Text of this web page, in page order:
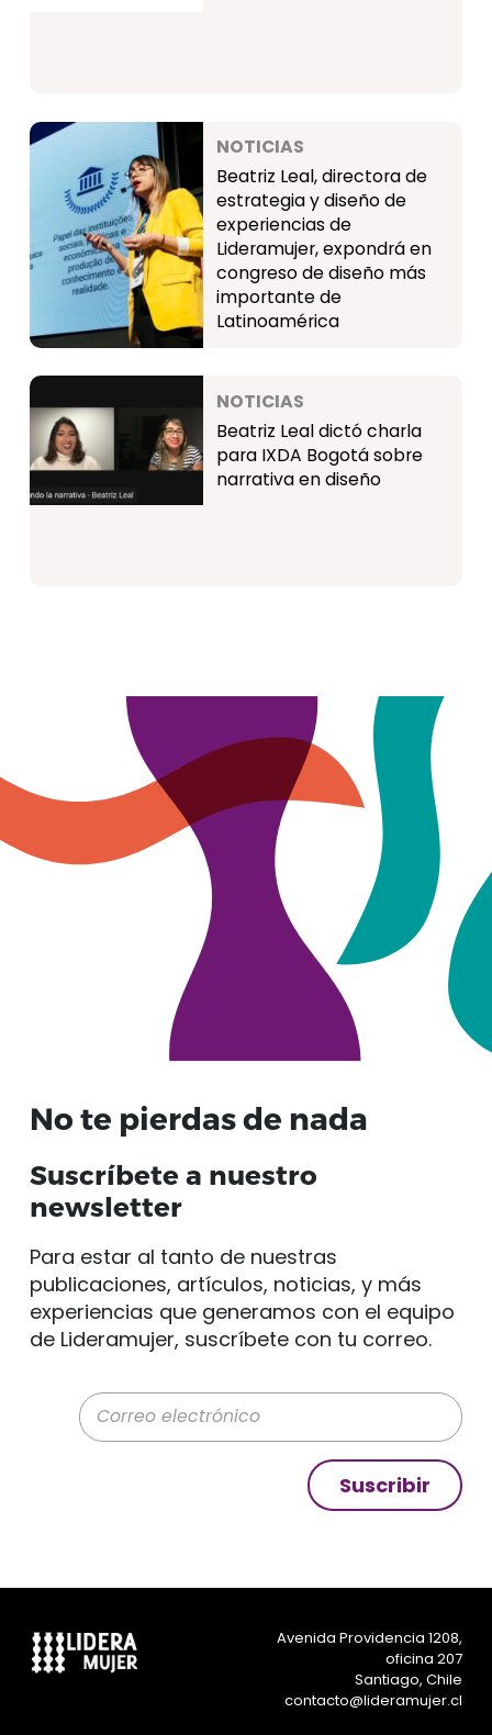
NOTICIAS
Beatriz Leal, directora de
estrategia y diseño de
experiencias de
Lideramujer, expondrá en
congreso de diseño más
importante de
Latinoamérica
NOTICIAS
Beatriz Leal dictó charla
para IXDA Bogotá sobre
narrativa en diseño
No te pierdas de nada
Suscríbete a nuestro
newsletter
Para estar al tanto de nuestras
publicaciones, artículos, noticias, y más
experiencias que generamos con el equipo
de Lideramujer, suscríbete con tu correo.
Correo electrónico
Suscribir
Avenida Providencia 1208,
oficina 207
Santiago, Chile
contacto@lideramujer.cl